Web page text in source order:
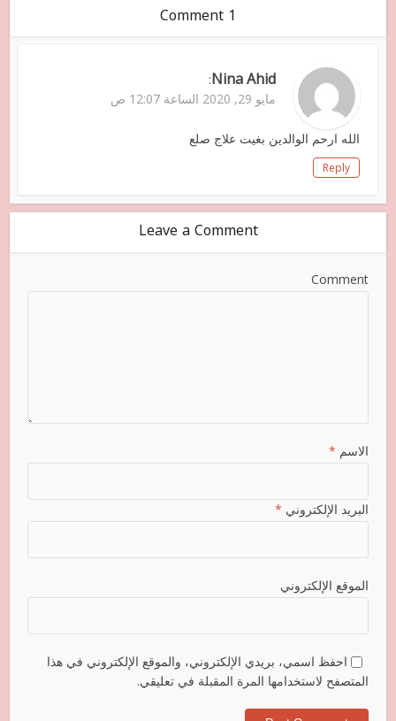
1 Comment
Nina Ahid
:
مايو 29, 2020 الساعة 12:07 ص
الله ارحم الوالدين بغيت علاج صلع
Reply
Leave a Comment
Comment
الاسم *
البريد الإلكتروني *
الموقع الإلكتروني
احفظ اسمي، بريدي الإلكتروني، والموقع الإلكتروني في هذا
المتصفح لاستخدامها المرة المقبلة في تعليقي.